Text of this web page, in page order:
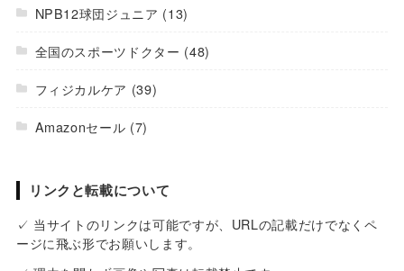
NPB12球団ジュニア (13)
全国のスポーツドクター (48)
フィジカルケア (39)
Amazonセール (7)
リンクと転載について
✓ 当サイトのリンクは可能ですが、URLの記載だけでなくペ
ージに飛ぶ形でお願いします。